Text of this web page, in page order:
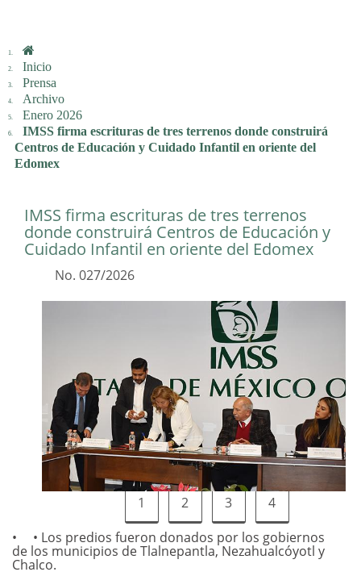
Inicio
Prensa
Archivo
Enero 2026
IMSS firma escrituras de tres terrenos donde construirá
Centros de Educación y Cuidado Infantil en oriente del
Edomex
IMSS firma escrituras de tres terrenos
donde construirá Centros de Educación y
Cuidado Infantil en oriente del Edomex
No. 027/2026
1 2 3
4
• Los predios fueron donados por los gobiernos
de los municipios de Tlalnepantla, Nezahualcóyotl y
Chalco.